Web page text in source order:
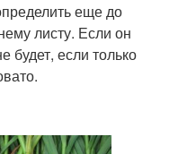
еще до
листу. Если он
будет, если только